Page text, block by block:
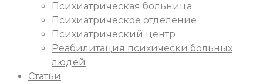
Психиатрическая больница
Психиатрическое отделение
Психиатрический центр
Реабилитация психически больных
людей
Статьи